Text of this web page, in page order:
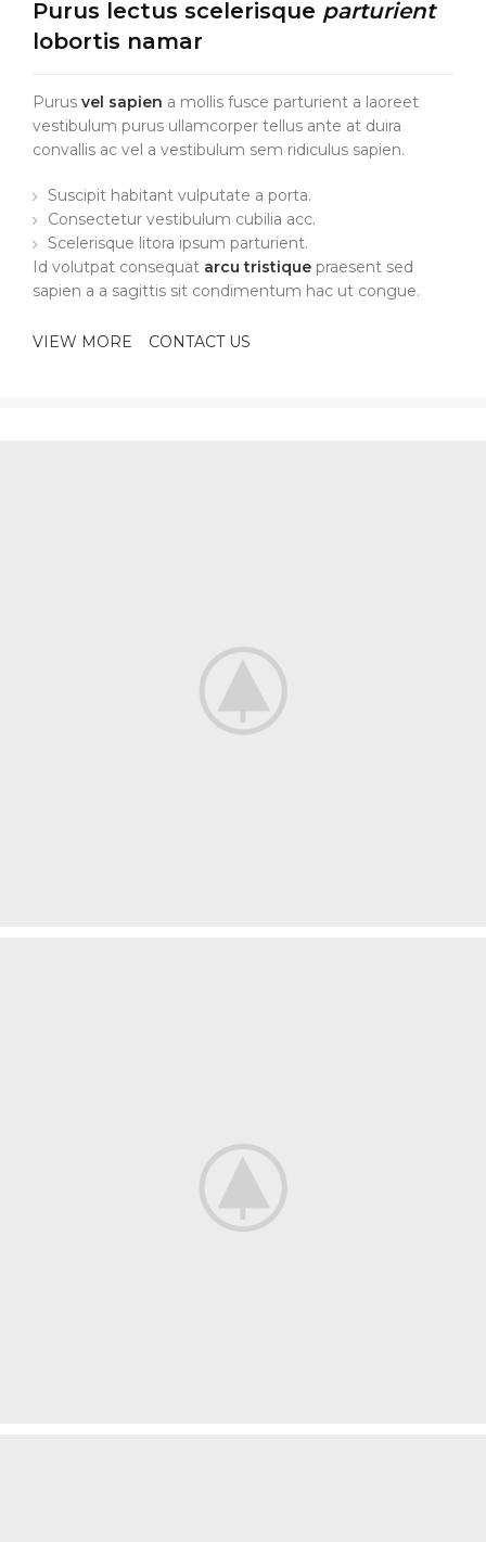
Purus lectus scelerisque parturient
lobortis namar
Purus vel sapien a mollis fusce parturient a laoreet
vestibulum purus ullamcorper tellus ante at duira
convallis ac vel a vestibulum sem ridiculus sapien.
Suscipit habitant vulputate a porta.
Consectetur vestibulum cubilia acc.
Scelerisque litora ipsum parturient.
Id volutpat consequat arcu tristique praesent sed
sapien a a sagittis sit condimentum hac ut congue.
VIEW MORE CONTACT US